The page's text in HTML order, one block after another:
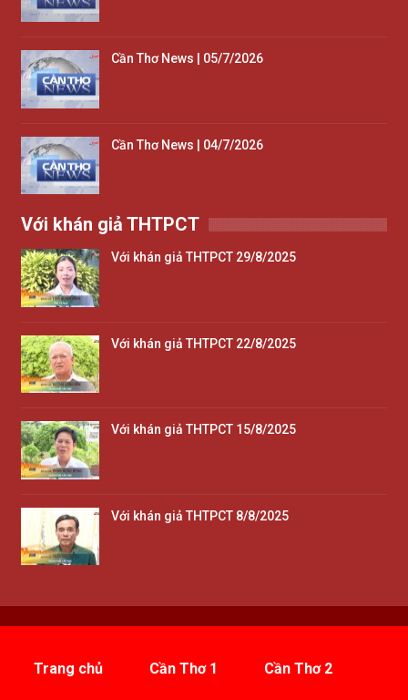
Cần Thơ News | 05/7/2026
Cần Thơ News | 04/7/2026
Với khán giả THTPCT
Với khán giả THTPCT 29/8/2025
Với khán giả THTPCT 22/8/2025
Với khán giả THTPCT 15/8/2025
Với khán giả THTPCT 8/8/2025
Trang chủ Cần Thơ 1 Cần Thơ 2